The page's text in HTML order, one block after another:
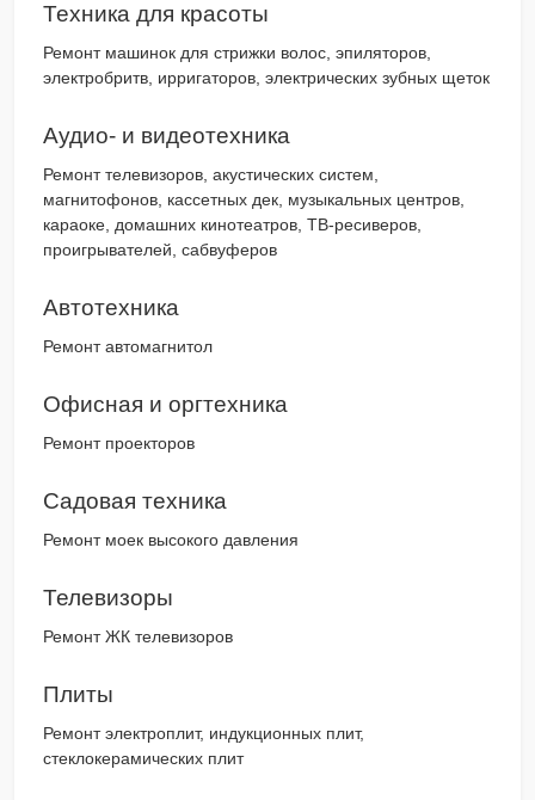
Техника для красоты
Ремонт машинок для стрижки волос, эпиляторов,
электробритв, ирригаторов, электрических зубных щеток
Аудио- и видеотехника
Ремонт телевизоров, акустических систем,
магнитофонов, кассетных дек, музыкальных центров,
караоке, домашних кинотеатров, ТВ-ресиверов,
проигрывателей, сабвуферов
Автотехника
Ремонт автомагнитол
Офисная и оргтехника
Ремонт проекторов
Садовая техника
Ремонт моек высокого давления
Телевизоры
Ремонт ЖК телевизоров
Плиты
Ремонт электроплит, индукционных плит,
стеклокерамических плит